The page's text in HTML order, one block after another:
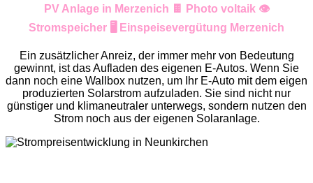
PV Anlage in Merzenich 🍫 Photo voltaik 👁️
Stromspeicher 🖥️ Einspeisevergütung Merzenich
Ein zusätzlicher Anreiz, der immer mehr von Bedeutung
gewinnt, ist das Aufladen des eigenen E-Autos. Wenn Sie
dann noch eine Wallbox nutzen, um Ihr E-Auto mit dem eigen
produzierten Solarstrom aufzuladen. Sie sind nicht nur
günstiger und klimaneutraler unterwegs, sondern nutzen den
Strom noch aus der eigenen Solaranlage.